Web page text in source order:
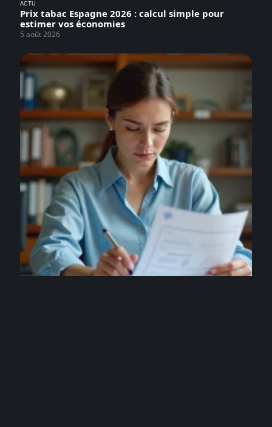
ACTU
Prix tabac Espagne 2026 : calcul simple pour
estimer vos économies
5 août 2026